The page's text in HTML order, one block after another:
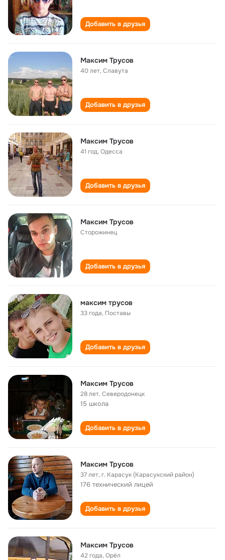
Добавить в друзья
Максим Трусов
40 лет,Славута
Добавить в друзья
Максим Трусов
41 год,Одесса
Добавить в друзья
Максим Трусов
Сторожинец
Добавить в друзья
максим трусов
33 года, Поставы
Добавить в друзья
Максим Трусов
28 лет,Северодонецк
15 школа
Добавить в друзья
Максим Трусов
37 лет,г. Карасук (Карасукский район)
176 технический лицей
Добавить в друзья
Максим Трусов
42 года,Орёл